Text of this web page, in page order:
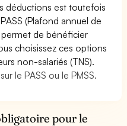
déductions est toutefois
(Plafond annuel de
permet de bénéficier
choisissez ces options
non-salariés (TNS).
le PASS ou le PMSS.
pour le